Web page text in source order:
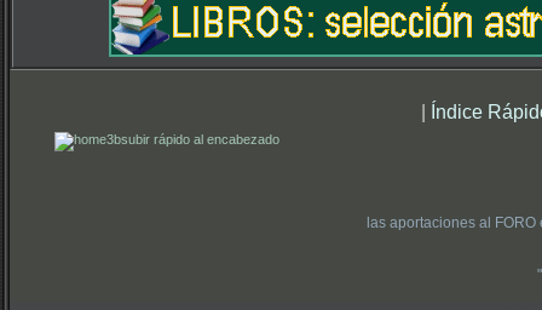
| Índice
subir rápido al encabezado
las aportaciones al